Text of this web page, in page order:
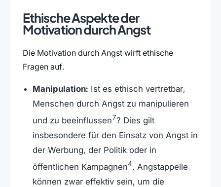
Ethische Aspekte der
Motivation durch Angst
Die Motivation durch Angst wirft ethische
Fragen auf.
Manipulation: Ist es ethisch vertretbar,
Menschen durch Angst zu manipulieren
und zu beeinflussen7? Dies gilt
insbesondere für den Einsatz von Angst in
der Werbung, der Politik oder in
öffentlichen Kampagnen4. Angstappelle
können zwar effektiv sein, um die